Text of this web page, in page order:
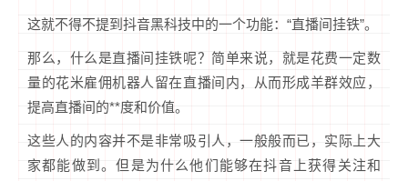
这就不得不提到抖音黑科技中的一个功能：“直播间挂铁”。
那么，什么是直播间挂铁呢？简单来说，就是花费一定数
量的花米雇佣机器人留在直播间内，从而形成羊群效应，
提高直播间的**度和价值。
这些人的内容并不是非常吸引人，一般般而已，实际上大
家都能做到。但是为什么他们能够在抖音上获得关注和